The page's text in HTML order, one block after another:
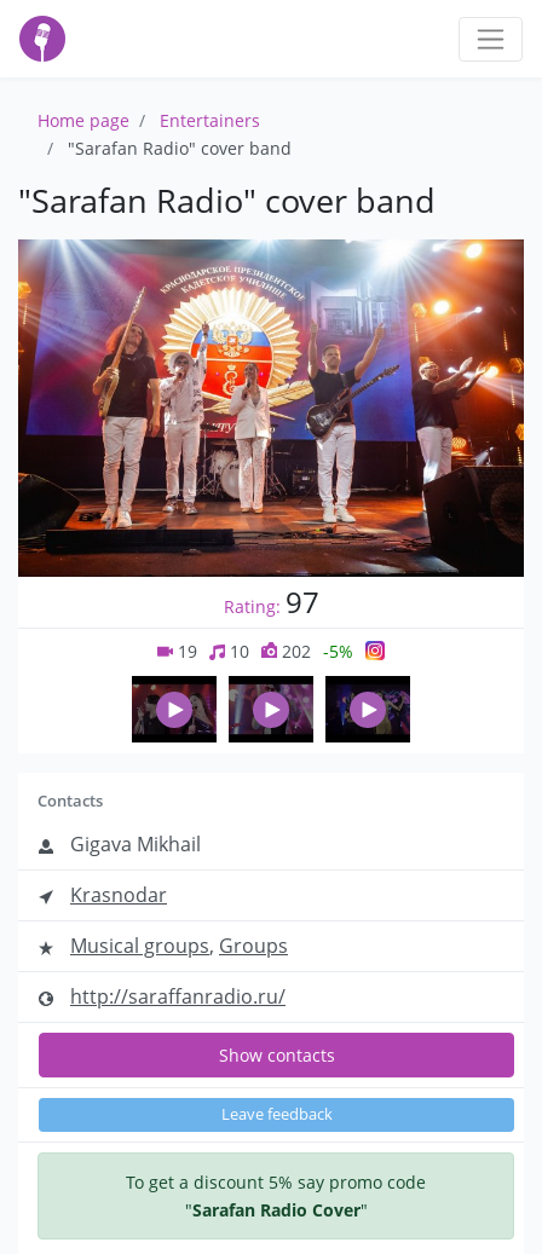
Home page
Entertainers
"Sarafan Radio" cover band
"Sarafan Radio" cover band
Rating: 97
19 10 202 -5%
Contacts
Gigava Mikhail
Krasnodar
Musical groups, Groups
http://saraffanradio.ru/
Show contacts
Leave feedback
To get a discount 5% say promo code
"Sarafan Radio Cover"